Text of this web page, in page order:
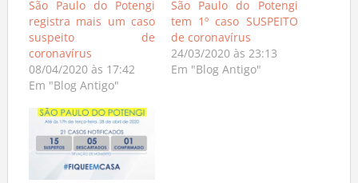
São Paulo do Potengi
registra mais um caso
suspeito de
coronavírus
08/04/2020 às 17:42
Em "Blog Antigo"
São Paulo do Potengi
tem 1º caso SUSPEITO
de coronavírus
24/03/2020 às 23:13
Em "Blog Antigo"